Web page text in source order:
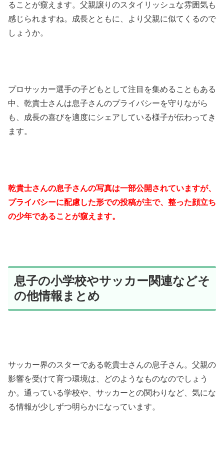
ることが窺えます。父親譲りのスタイリッシュな雰囲気も
感じられますね。成長とともに、より父親に似てくるので
しょうか。
プロサッカー選手の子どもとして注目を集めることもある
中、乾貴士さんは息子さんのプライバシーを守りながら
も、成長の喜びを適度にシェアしている様子が伝わってき
ます。
乾貴士さんの息子さんの写真は一部公開されていますが、
プライバシーに配慮した形での投稿が主で、整った顔立ち
の少年であることが窺えます。
息子の小学校やサッカー関連などそ
の他情報まとめ
サッカー界のスターである乾貴士さんの息子さん。父親の
影響を受けて育つ環境は、どのようなものなのでしょう
か。通っている学校や、サッカーとの関わりなど、気にな
る情報が少しずつ明らかになっています。